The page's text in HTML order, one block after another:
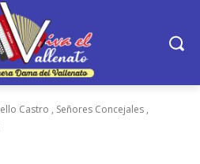
Castro , Señores Concejales ,